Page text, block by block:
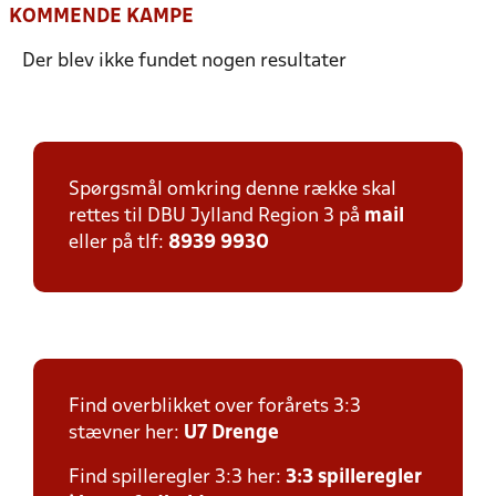
KOMMENDE KAMPE
Der blev ikke fundet nogen resultater
Spørgsmål omkring denne række skal
rettes til DBU Jylland Region 3 på mail
eller på tlf: 8939 9930
Find overblikket over forårets 3:3
stævner her: U7 Drenge
Find spilleregler 3:3 her: 3:3 spilleregler